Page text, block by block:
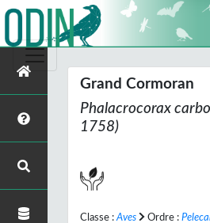
Grand Cormoran
Phalacrocorax carbo
1758)
Classe : Aves Ordre :